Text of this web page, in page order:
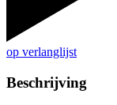
op verlanglijst
Beschrijving